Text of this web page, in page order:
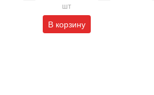
шт
В корзину